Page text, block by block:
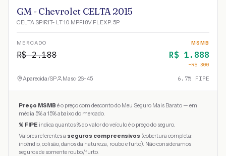
GM - Chevrolet CELTA 2015
CELTA SPIRIT- LT 1.0 MPFI 8V FLEXP. 5P
MERCADO
R$2.188
MSMB
R$ 1.888
−R$ 300
Aparecida/SP Masc · 26-45 6.7% FIPE
Preço MSMB é o preço com desconto do Meu Seguro Mais Barato — em
média 5% a 15% abaixo do mercado.
% FIPE indica quantos % do valor do veículo é o preço do seguro.
Valores referentes a seguros compreensivos (cobertura completa:
incêndio, colisão, danos da natureza, roubo e furto). Não consideramos
seguros de somente roubo/furto.